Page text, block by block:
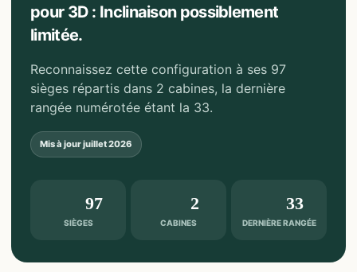
pour 3D : Inclinaison possiblement
limitée.
Reconnaissez cette configuration à ses 97
sièges répartis dans 2 cabines, la dernière
rangée numérotée étant la 33.
Mis à jourjuillet 2026
SIÈGES
97
CABINES
2
DERNIÈRE RANGÉE
33